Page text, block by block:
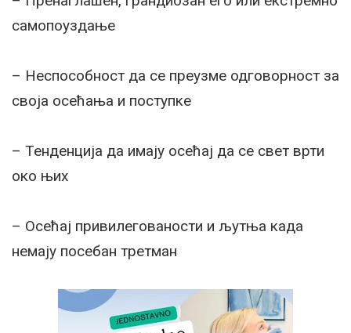
самопоуздање
– Неспособност да се преузме одговорност за
своја осећања и поступке
– Тенденција да имају осећај да се свет врти
око њих
– Осећај привилегованости и љутња када
немају посебан третман